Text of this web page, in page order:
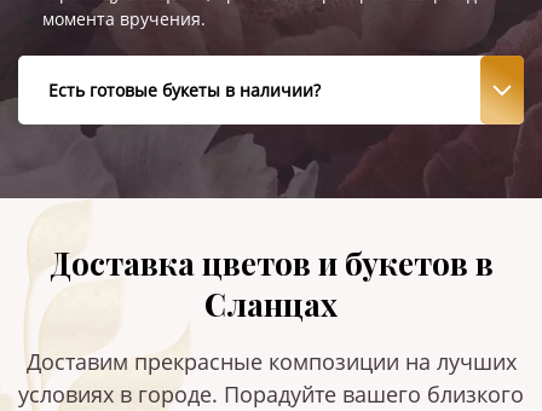
момента вручения.
Есть готовые букеты в наличии?
Доставка цветов и букетов в
Сланцах
Доставим прекрасные композиции на лучших
условиях в городе. Порадуйте вашего близкого